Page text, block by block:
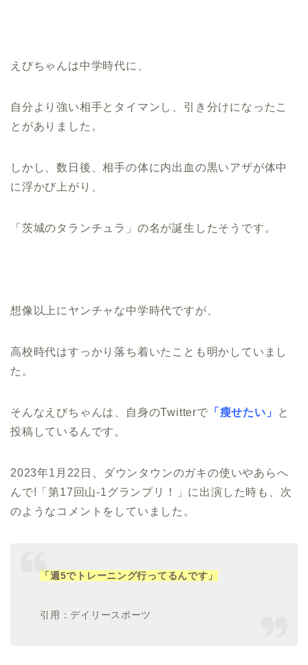
えびちゃんは中学時代に、
自分より強い相手とタイマンし、引き分けになったこ
とがありました。
しかし、数日後、相手の体に内出血の黒いアザが体中
に浮かび上がり、
「茨城のタランチュラ」の名が誕生したそうです。
想像以上にヤンチャな中学時代ですが、
高校時代はすっかり落ち着いたことも明かしていまし
た。
そんなえびちゃんは、自身のTwitterで 「瘦せたい」
と
投稿しているんです。
2023年1月22日、ダウンタウンのガキの使いやあらへ
んで!「第17回山-1グランプリ！」に出演した時も、次
のようなコメントをしていました。
「週5でトレーニング行ってるんです」
引用：デイリースポーツ